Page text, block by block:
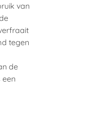
van
tegen
de
een